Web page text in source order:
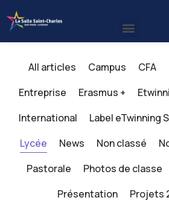
All articles Campus CFA
Entreprise
Erasmus +
International
Label eTwinning
Lycée
News Non classé
Pastorale
Photos de classe
Présentation
Projets